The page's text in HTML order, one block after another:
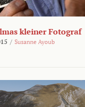
kleiner Fotograf
/ Susanne Ayoub